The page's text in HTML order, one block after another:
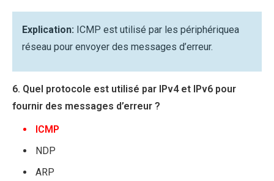
Explication: ICMP est utilisé par les périphériquea
réseau pour envoyer des messages d’erreur.
6. Quel protocole est utilisé par IPv4 et IPv6 pour
fournir des messages d’erreur ?
ICMP
NDP
ARP